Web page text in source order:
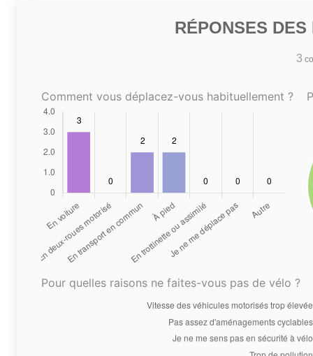
RÉPONSES
3
Comment vous déplacez-vous habituellement ?
Pour quelles raisons ne faites-vous pas de vélo ?